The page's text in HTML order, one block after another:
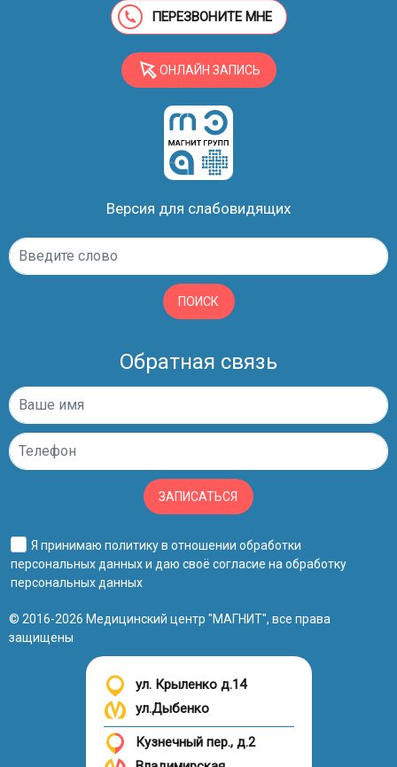
ПЕРЕЗВОНИТЕ МНЕ
ОНЛАЙН ЗАПИСЬ
Версия для слабовидящих
ПОИСК
Обратная связь
ЗАПИСАТЬСЯ
Я принимаю политику в отношении обработки
персональных данныхи даю своё согласие на обработку
персональных данных
© 2016-2026 Медицинский центр "МАГНИТ", все права
защищены
ул. Крыленко д.14
ул.Дыбенко
Кузнечный пер., д.2